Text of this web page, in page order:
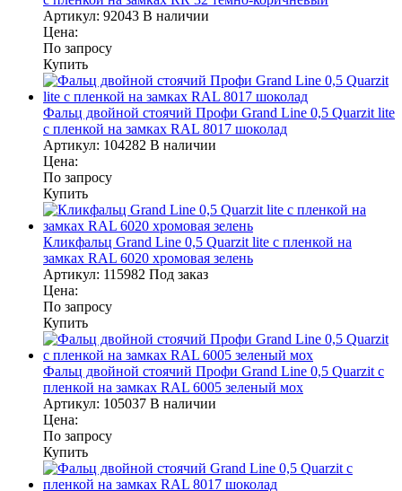
Артикул: 92043 В наличии
Цена:
По запросу
Купить
Фальц двойной стоячий Профи Grand Line 0,5 Quarzit lite
с пленкой на замках RAL 8017 шоколад
Артикул: 104282 В наличии
Цена:
По запросу
Купить
Кликфальц Grand Line 0,5 Quarzit lite с пленкой на
замках RAL 6020 хромовая зелень
Артикул: 115982 Под заказ
Цена:
По запросу
Купить
Фальц двойной стоячий Профи Grand Line 0,5 Quarzit с
пленкой на замках RAL 6005 зеленый мох
Артикул: 105037 В наличии
Цена:
По запросу
Купить